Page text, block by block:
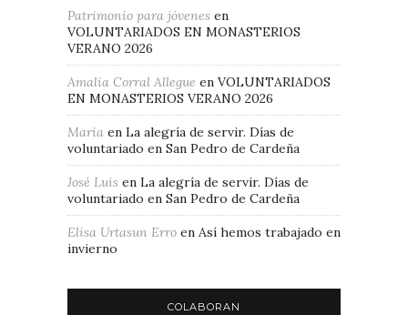
Patrimonio para jóvenes en
VOLUNTARIADOS EN MONASTERIOS
VERANO 2026
Amalia Corral Allegue en VOLUNTARIADOS
EN MONASTERIOS VERANO 2026
Maria en La alegría de servir. Días de
voluntariado en San Pedro de Cardeña
José Luis en La alegría de servir. Días de
voluntariado en San Pedro de Cardeña
Elisa Urtasun Erro en Así hemos trabajado en
invierno
COLABORAN